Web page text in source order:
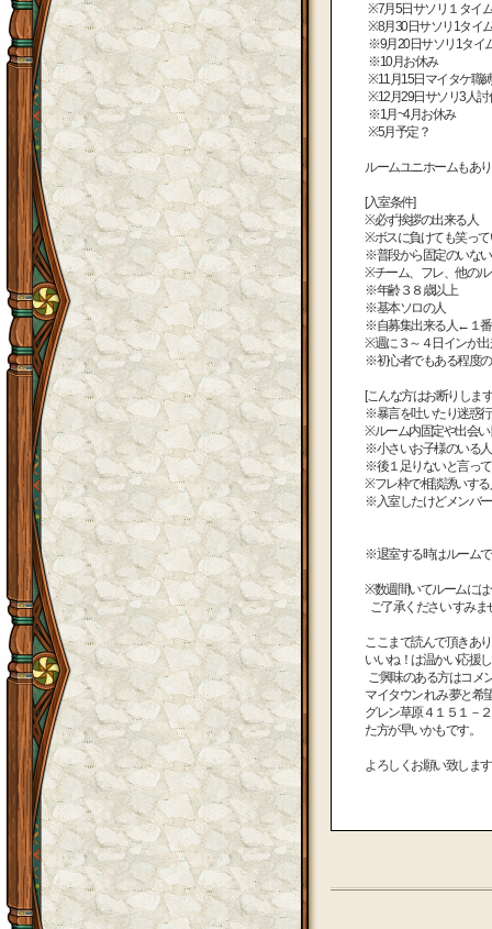
※7月5日サソリ１タイ
※8月30日サソリ1タイ
※9月20日サソリ1タイ
※10月お休み
※11月15日マイタケ職
※12月29日サソリ3人討
※1月~4月お休み
※5月予定？
ルームユニホームもあ
[入室条件]
※必ず挨拶の出来る人
※ボスに負けても笑って
※普段から固定のいな
※チーム、フレ、他の
※年齢３８歳以上
※基本ソロの人
※自募集出来る人←１
※週に３～４日インが
※初心者でもある程度
[こんな方はお断りしま
※暴言を吐いたり迷惑
※ルーム内固定や出会い
※小さいお子様のいる人
※後１足りないと言っ
※フレ枠で相談誘いする
※入室したけどメンバ
※退室する時はルーム
※数週間いてルームに
ご了承ください すみま
ここまで読んで頂きあ
いいね！は温かい応援
ご興味のある方はコメ
マイタウン れみ 夢と希
グレン草原４１５１－
た方が早いかもです。
よろしくお願い致します